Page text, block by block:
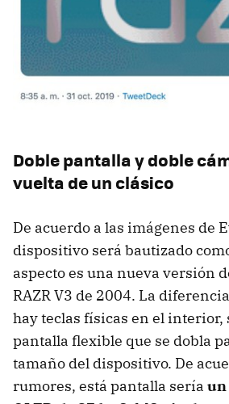
Doble pantalla y doble
vuelta de un clásico
De acuerdo a las imágenes de
dispositivo será bautizado
aspecto es una nueva versión
RAZR V3 de 2004. La
hay teclas físicas en el interior,
pantalla flexible que se dobla
tamaño del dispositivo. De
rumores, está pantalla sería un